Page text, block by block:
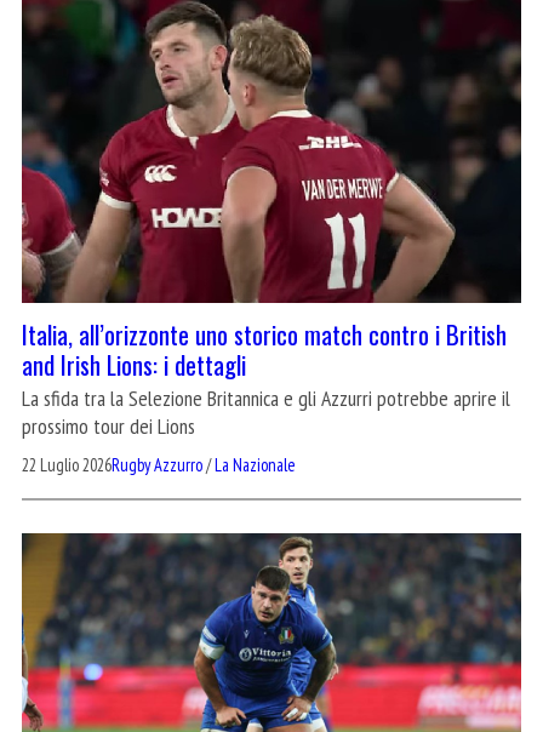
Italia, all’orizzonte uno storico match contro i British
and Irish Lions: i dettagli
La sfida tra la Selezione Britannica e gli Azzurri potrebbe aprire il
prossimo tour dei Lions
22 Luglio 2026Rugby Azzurro/La Nazionale